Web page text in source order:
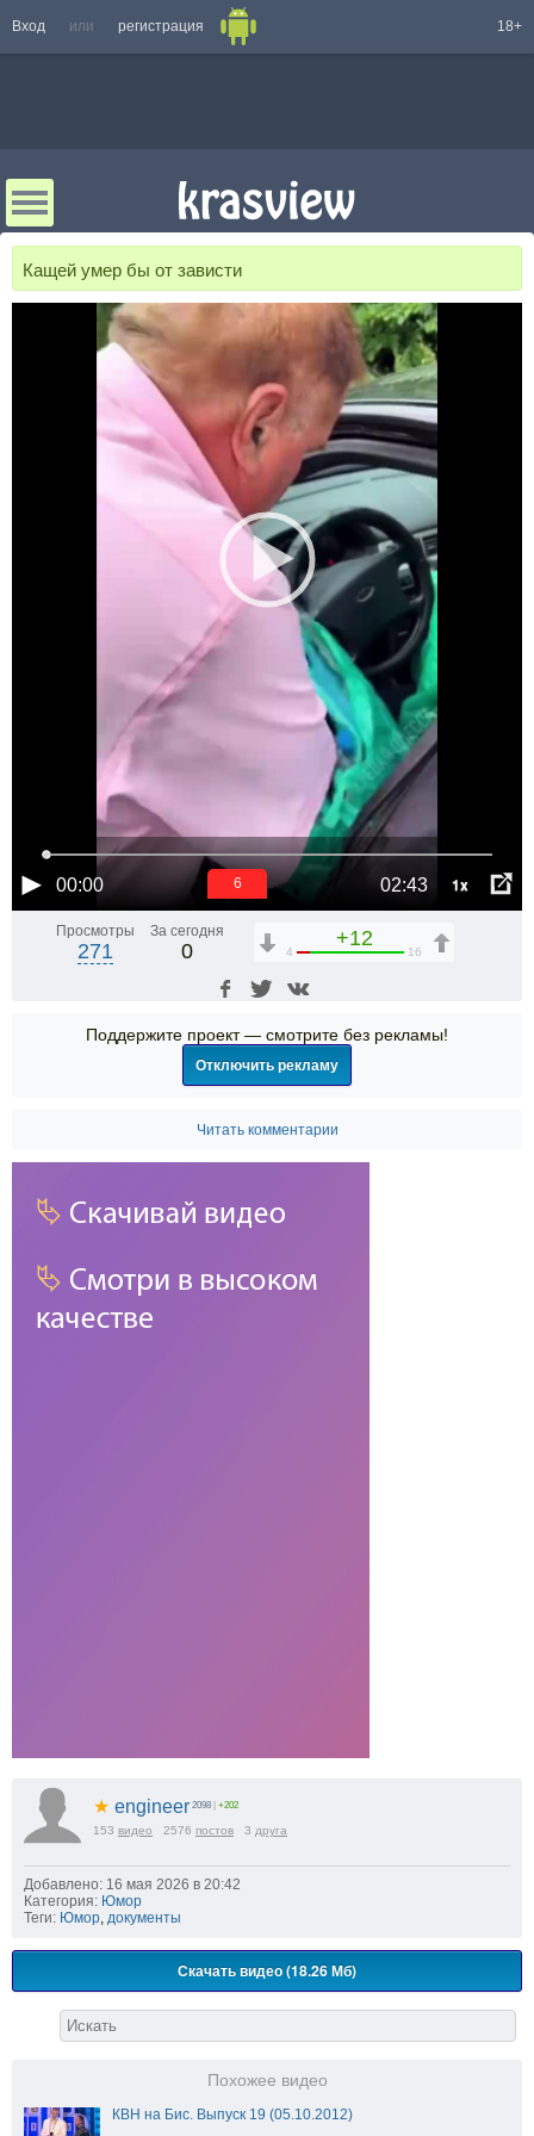
Вход или регистрация 18+
Кащей умер бы от зависти
00:00 02:43 1x
5
Просмотры
271
За сегодня
0
+12
4 16
Поддержите проект — смотрите без рекламы!
Отключить рекламу
Читать комментарии
★ engineer 2098 | +202
153 видео 2576 постов 3 друга
Добавлено: 16 мая 2026 в 20:42
Категория: Юмор
Теги: Юмор документы
Скачать видео (18.26 Мб)
Похожее видео
КВН на Бис. Выпуск 19 (05.10.2012)